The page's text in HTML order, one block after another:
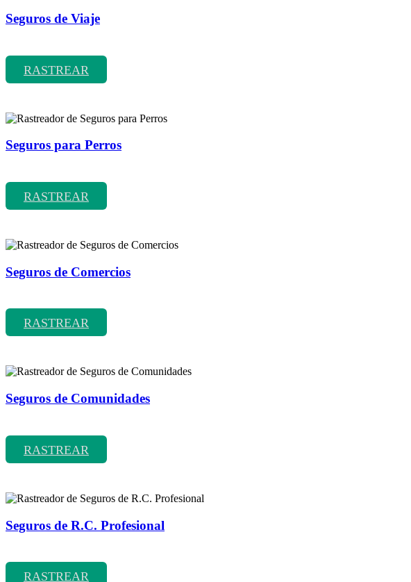
Seguros de Viaje
RASTREAR
Seguros para Perros
RASTREAR
Seguros de Comercios
RASTREAR
Seguros de Comunidades
RASTREAR
Seguros de R.C. Profesional
RASTREAR